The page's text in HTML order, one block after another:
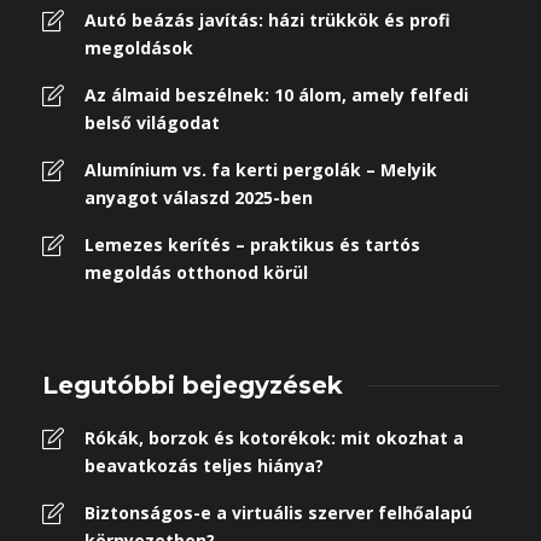
Autó beázás javítás: házi trükkök és profi
megoldások
Az álmaid beszélnek: 10 álom, amely felfedi
belső világodat
Alumínium vs. fa kerti pergolák – Melyik
anyagot válaszd 2025-ben
Lemezes kerítés – praktikus és tartós
megoldás otthonod körül
Legutóbbi bejegyzések
Rókák, borzok és kotorékok: mit okozhat a
beavatkozás teljes hiánya?
Biztonságos-e a virtuális szerver felhőalapú